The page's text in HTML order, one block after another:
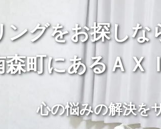
ングをお探しな
町にあるＡＸ
心の悩みの解決を